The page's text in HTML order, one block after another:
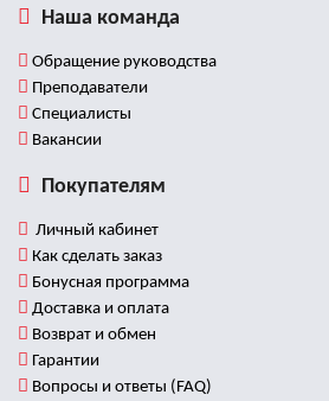
Наша команда
Обращение руководства
Преподаватели
Специалисты
Вакансии
Покупателям
Личный кабинет
Как сделать заказ
Бонусная программа
Доставка и оплата
Возврат и обмен
Гарантии
Вопросы и ответы (FAQ)